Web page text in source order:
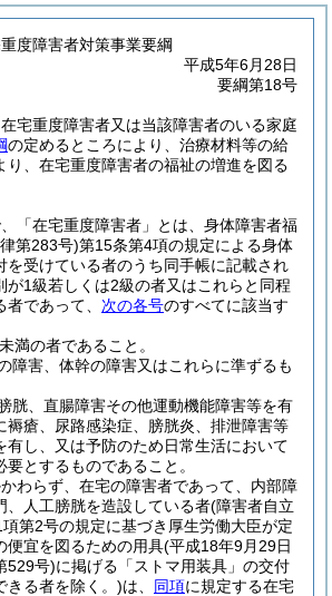
度障害者対策事業要綱
平成5年6月28日
要綱第18号
宅重度障害者又は当該障害者のいる家庭
の定めるところにより、治療材料等の給
り、在宅重度障害者の福祉の増進を図る
「在宅重度障害者」とは、身体障害者福
第283号)第15条第4項の規定による身体
を受けている者のうち同手帳に記載され
が1級若しくは2級の者又はこれらと同程
であって、 次の各号のすべてに該当す
満の者であること。
障害、体幹の障害又はこれらに準ずるも
胱、直腸障害その他運動機能障害等を有
褥瘡、尿路感染症、膀胱炎、排泄障害等
有し、又は予防のため日常生活において
要とするものであること。
わらず、在宅の障害者であって、内部障
、人工膀胱を造設している者(障害者自立
第2号の規定に基づき厚生労働大臣が定
便宜を図るための用具(平成18年9月29日
529号)に掲げる「ストマ用装具」の交付
きる者を除く。)は、 同項に規定する在宅